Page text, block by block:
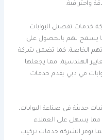
واحترافية.
خدمات تفصيل البوابات
يسمح لهم بالحصول على
الخاصة. كما تضمن شركة
الهندسية، مما يجعلها
في دبي يقدم خدمات
حديثة في صناعة البوابات،
مما يسهل على العملاء
توفر الشركة خدمات تركيب